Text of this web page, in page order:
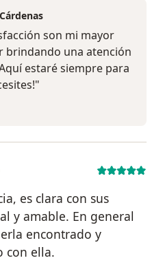
son mi mayor
brindando una atención
estaré siempre para
es clara con sus
y amable. En general
encontrado y
con ella.